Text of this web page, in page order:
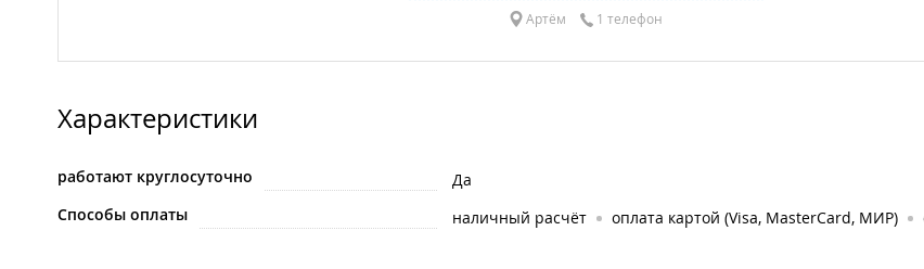
Артём 1 телефон
Характеристики
работают круглосуточно
Да
Способы оплаты
наличный расчёт оплата картой (Visa, MasterCard, МИР)